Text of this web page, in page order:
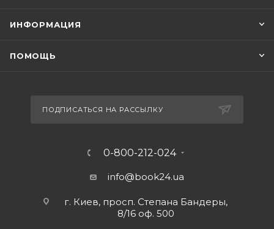
ИНФОРМАЦИЯ
ПОМОЩЬ
ПОДПИСАТЬСЯ НА РАССЫЛКУ
0-800-212-024
info@book24.ua
г. Киев, просп. Степана Бандеры,
8/16 оф. 500